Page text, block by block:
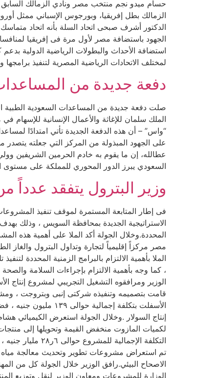
الدكتور أشرف صبحى اتحاد السلة بأنه اتحاد
الجهود باستضافة مصر لأول مرة فى إفريقيا
استضافة الأحداث والبطولات الرياضية الدولية
لمختلف الاتحادات الرياضية المصرية لتنفيذ
دفعة جديدة من
الملك سلمان للإغاثة والأعمال الإنسانية
“واس” – أن هذه الدفعة الجديدة تأتي امتدادًا
على الجهود المبذولة من المركز التي جعلته يتصدر
عطالله، إن ما يقوم به خادم الحرمين الشريفين وولي
السعودي يبرز الدور المحوري للمملكة على مستوى
وزير البترول يتفقد
فى إطار المتابعة المستمرة لموقف تنفيذ
الاستراتيجية الجديدة بمحافظة السويس ، وذلك
المحددة.وخلال الجولة أكد الملا على أهمية هذه
مصر مركزاً إقليمياً لتجارة وتداول البترول والغاز
الملا بأهمية الالتزام بالبرامج الزمنية المحددة
، كما وجه بأهمية الالتزام بإجراءات السلامة
إنتاج السولار .وخلال الجولة استعرض الكيميائي
لكميات المازوت منخفض القيمة وتحويلها إلى منتجات
تم استعراض مشروعات تطوير وتحديث معالجة
الاصحاح البيئي.رافق الوزير خلال الجولة كل من
الوزارة للمشروعات ومعاون الوزير لنقل وتوزيع